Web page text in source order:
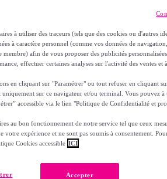
culture et détente
une destination idéale pour des
Type de logement
à utiliser des traceurs (tels que des cookies ou d'autres
à caractère personnel (comme vos données de
afin de vous proposer des publicités
effectuer certaines analyses sur l'activité des ventes et
en cliquant sur "Paramétrer" ou tout refuser en cliquant
sur ce navigateur et/ou terminal. Vous pouvez
accessible via le lien "Politique de Confidentialité et
au bon fonctionnement de notre service tel que ceux
expérience et ne sont pas soumis à consentement.
Cookies accessible ICI
Accepter